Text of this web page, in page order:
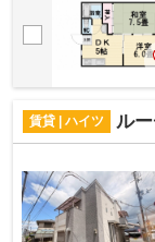
賃貸 | ハイツ ル